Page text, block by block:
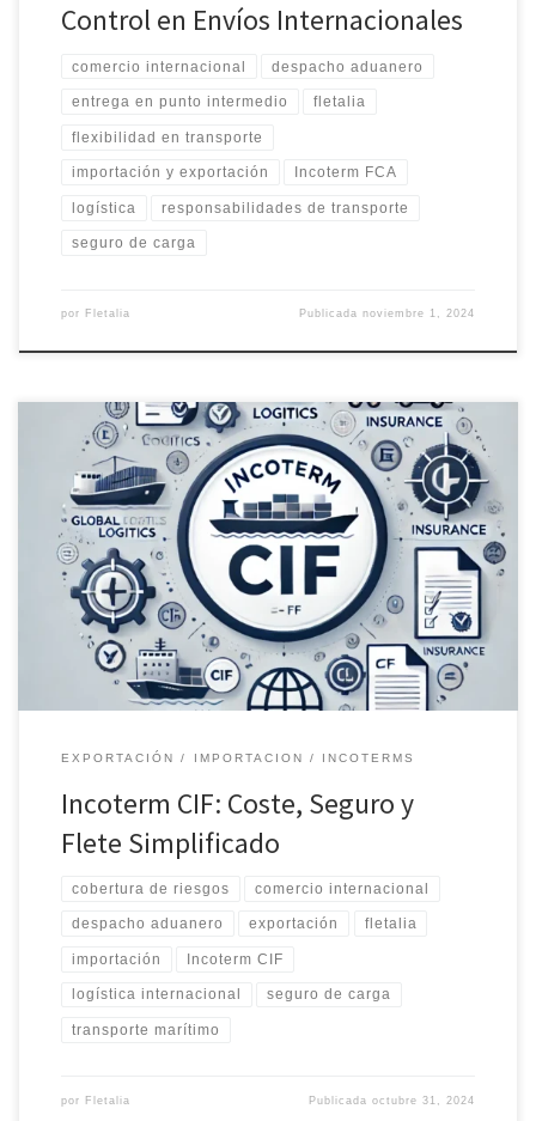
Control en Envíos Internacionales
comercio internacional despacho aduanero
entrega en punto intermedio fletalia
flexibilidad en transporte
importación y exportación Incoterm FCA
logística responsabilidades de transporte
seguro de carga
por Fletalia Publicadanoviembre 1, 2024
Incoterm CIF (Cost, Insurance, and Freight): concepto clave en el
comercio marítimo donde el vendedor asume los costos de
transporte y seguro hasta el puerto de destino, transfiriendo el
riesgo al comprador al momento del embarque. Fletalia gestiona
operaciones bajo CIF para asegurar envíos internacionales
eficientes y seguros.
EXPORTACIÓN IMPORTACION INCOTERMS
Incoterm CIF: Coste, Seguro y
Flete Simplificado
cobertura de riesgos comercio internacional
despacho aduanero exportación fletalia
importación Incoterm CIF
logística internacional seguro de carga
transporte marítimo
por Fletalia Publicadaoctubre 31, 2024